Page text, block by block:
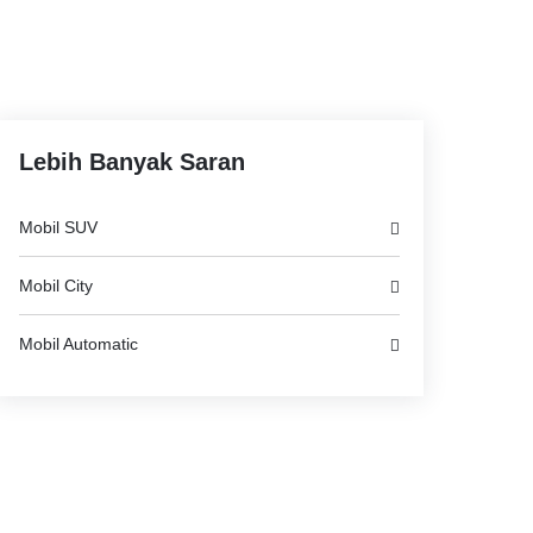
Lebih Banyak Saran
Mobil SUV
Mobil City
Mobil Automatic